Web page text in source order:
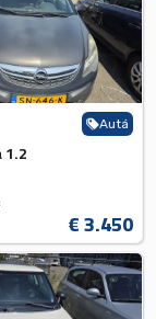
Autá
1.2
€ 3.450